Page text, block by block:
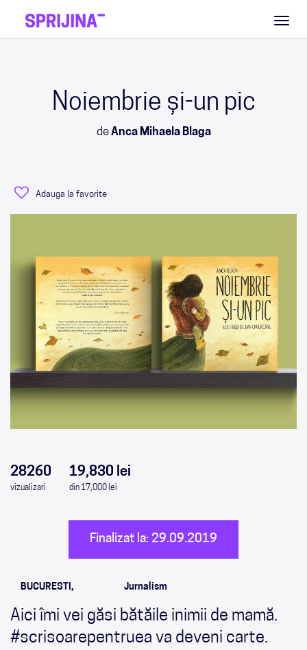
Noiembrie și-un pic
deAnca Mihaela Blaga
Adauga la favorite
28260
vizualizari
19,830 lei
din 17,000 lei
Finalizat la: 29.09.2019
BUCURESTI, Jurnalism
Aici îmi vei găsi bătăile inimii de mamă.
#scrisoarepentruea va deveni carte.